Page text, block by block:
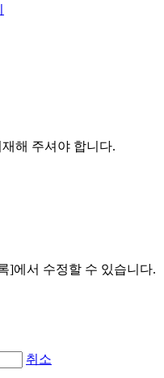
해 주셔야 합니다.
]에서 수정할 수 있습니다.
취소